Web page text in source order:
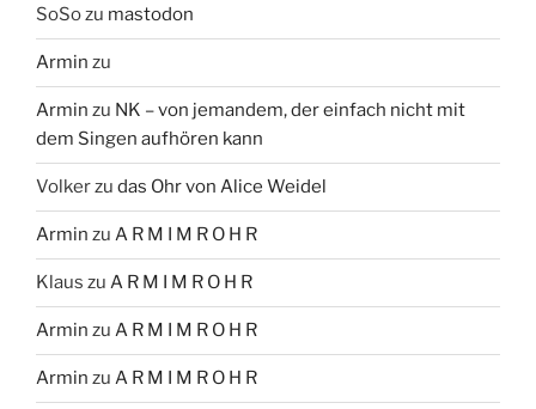
SoSozu mastodon
Armin zu
Armin zu NK – von jemandem, der einfach nicht mit
dem Singen aufhören kann
Volkerzu das Ohr von Alice Weidel
Armin zu A R M I M R O H R
Klaus zu A R M I M R O H R
Armin zu A R M I M R O H R
Armin zu A R M I M R O H R